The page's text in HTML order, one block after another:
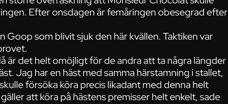
Efter onsdagen är femåringen obesegrad efter
som blivit sjuk den här kvällen. Taktiken var
är det helt omöjligt för de andra att ta några längder
Jag har en häst med samma härstamning i stallet,
försöka köra precis likadant med denna helt
att köra på hästens premisser helt enkelt, sade